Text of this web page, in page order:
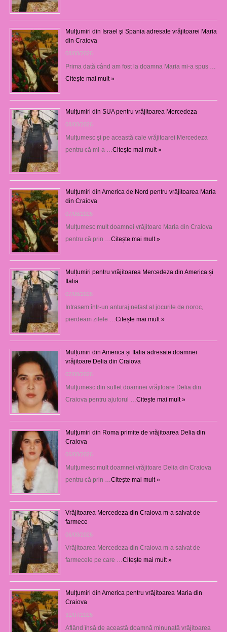
Mulţumiri din Israel şi Spania adresate vrăjitoarei Maria
din Craiova
08/08/2026
Prima dată când am fost la doamna Maria mi-a spus …
Citește mai mult »
Mulţumiri din SUA pentru vrăjitoarea Mercedeza
08/08/2026
Mulţumesc şi pe această cale vrăjitoarei Mercedeza
pentru că mi-a … Citește mai mult »
Mulţumiri din America de Nord pentru vrăjitoarea Maria
din Craiova
07/08/2026
Mulţumesc mult doamnei vrăjitoare Maria din Craiova
pentru că prin … Citește mai mult »
Mulțumiri pentru vrăjitoarea Mercedeza din America și
Italia
07/08/2026
Intrasem într-un anturaj nefast al jocurile de noroc,
pierdeam zilele … Citește mai mult »
Mulțumiri din America și Italia adresate doamnei
vrăjitoare Delia din Craiova
07/08/2026
Mulţumesc din suflet doamnei vrăjitoare Delia din
Craiova pentru ajutorul … Citește mai mult »
Mulţumiri din Roma primite de vrăjitoarea Delia din
Craiova
06/08/2026
Mulţumesc mult doamnei vrăjitoare Delia din Craiova
pentru că prin … Citește mai mult »
Vrăjitoarea Mercedeza din Craiova m-a salvat de
farmece
06/08/2026
Vrăjitoarea Mercedeza din Craiova m-a salvat de
farmecele pe care … Citește mai mult »
Mulţumiri din America pentru vrăjitoarea Maria din
Craiova
31/07/2026
Aflând însă de această doamnă minunată vrăjitoarea